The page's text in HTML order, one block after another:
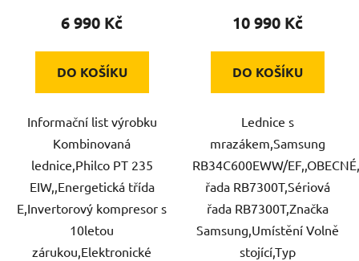
6 990 Kč
DO KOŠÍKU
Informační list výrobku
Kombinovaná
lednice,Philco PT 235
EIW,,Energetická třída
E,Invertorový kompresor s
10letou
zárukou,Elektronické
10 990 Kč
DO KOŠÍKU
Lednice s
mrazákem,Samsung
RB34C600EWW/
řada RB7300T,Sériová
řada RB7300T,Značka
Samsung,Umístění Volně
stojící,Typ